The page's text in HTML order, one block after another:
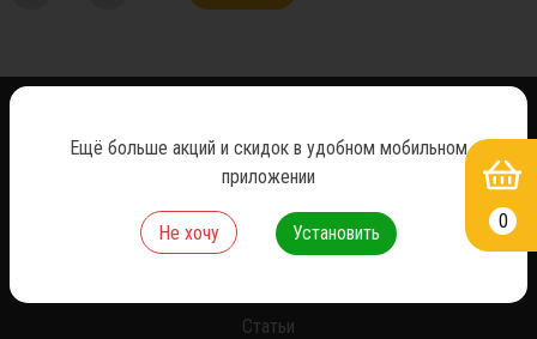
*
О нас
Статьи
0
Ещё больше акций и скидок в удобном мобильном
приложении
Не хочу Установить